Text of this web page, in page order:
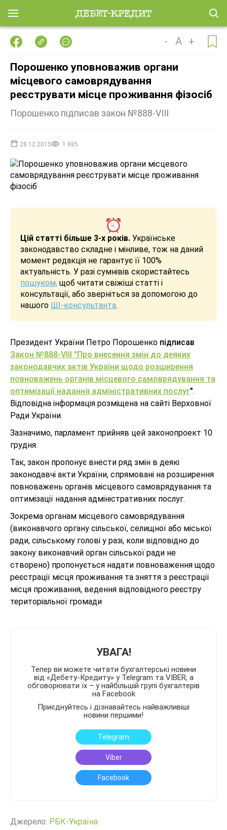
- A +
Порошенко уповноважив органи
місцевого самоврядування
реєструвати місце проживання фізосіб
Порошенко підписав закон №888-VIII
28.12.2015 1 885
Цій статті більше 3-х років. Українське
законодавство складне і мінливе, тож на даний
момент редакція не гарантує її 100%
актуальність. У разі сумнівів скористайтесь
пошуком, щоб читати свіжіші статті і
консультації, або зверніться за допомогою до
нашого ШІ-консультанта.
Президент України Петро Порошенко підписав
Закон №888-VIII "Про внесення змін до деяких
законодавчих актів України щодо розширення
повноважень органів місцевого самоврядування та
оптимізації надання адміністративних послуг".
Відповідна інформація розміщена на сайті Верховної
Ради України.
Зазначимо, парламент прийняв цей законопроект 10
грудня.
Так, закон пропонує внести ряд змін в деякі
законодавчі акти України, спрямовані на розширення
повноважень органів місцевого самоврядування та
оптимізації надання адміністративних послуг.
Зокрема органам місцевого самоврядування
(виконавчого органу сільської, селищної або міської
ради, сільському голові у разі, коли відповідно до
закону виконавчий орган сільської ради не
створено) пропонується надати повноваження щодо
реєстрації місця проживання та зняття з реєстрації
місця проживання, ведення відповідного реєстру
територіальної громади
УВАГА!
Тепер ви можете читати бухгалтерські новини
від «Дебету-Кредиту» у Telegram та VIBER, а
обговорювати їх – у найбільшій групі бухгалтерів
на Facebook
Приєднуйтесь і дізнавайтесь найважливіші
новини першими!
Telegram
Viber
Facebook
Джерело: РБК-Україна